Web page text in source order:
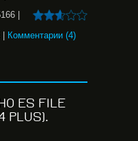
Комментарии (4)
ES FILE
PLUS).